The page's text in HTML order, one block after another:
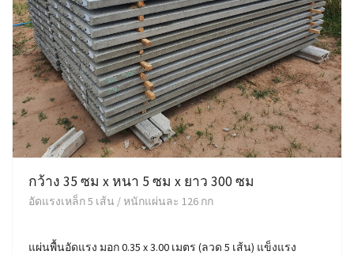
กว้าง 35 ซม x หนา 5 ซม x ยาว 300 ซม
อัดแรงเหล็ก 5 เส้น / หนักแผ่นละ 126 กก
แผ่นพื้นอัดแรง มอก 0.35 x 3.00 เมตร (ลวด 5 เส้น) แข็งแรง